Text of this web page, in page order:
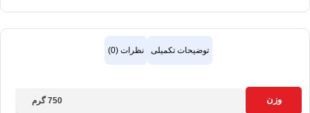
توضیحات تکمیلی نظرات (0)
وزن 750 گرم